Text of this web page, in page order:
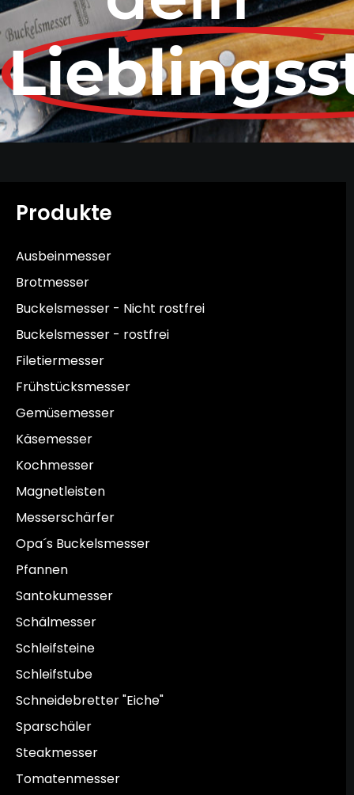
Produkte
Ausbeinmesser
Brotmesser
Buckelsmesser - Nicht rostfrei
Buckelsmesser - rostfrei
Filetiermesser
Frühstücksmesser
Gemüsemesser
Käsemesser
Kochmesser
Magnetleisten
Messerschärfer
Opa´s Buckelsmesser
Pfannen
Santokumesser
Schälmesser
Schleifsteine
Schleifstube
Schneidebretter "Eiche"
Sparschäler
Steakmesser
Tomatenmesser